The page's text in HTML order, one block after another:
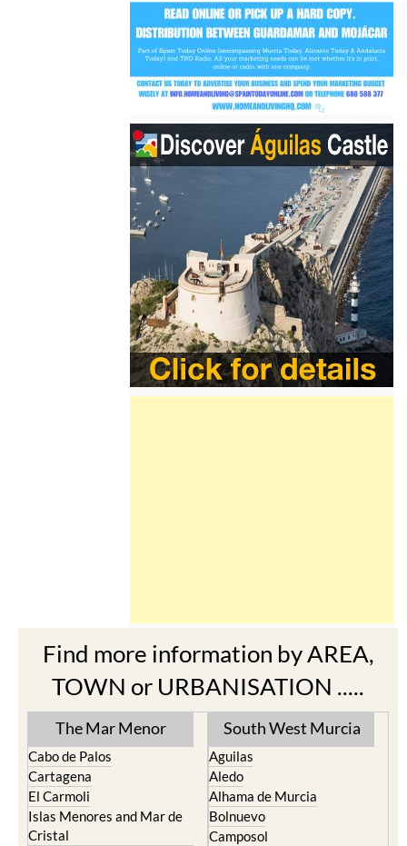
Find more information by AREA,
TOWN or URBANISATION .....
The Mar Menor
Cabo de Palos
Cartagena
El Carmoli
Islas Menores and Mar de
Cristal
South West Murcia
Aguilas
Aledo
Alhama de Murcia
Bolnuevo
Camposol